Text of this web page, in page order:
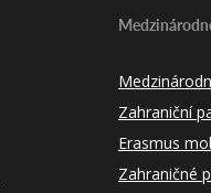
Zahraniční
Erasmus
Zahraničné